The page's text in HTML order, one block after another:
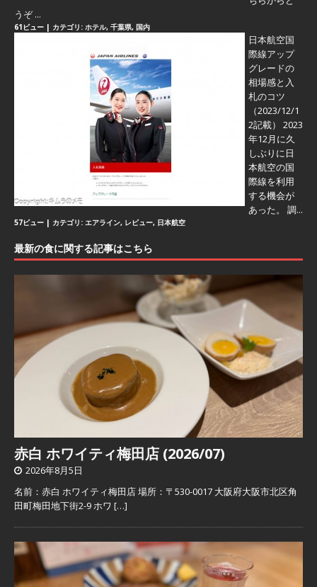
うぞ ...
61ビュー | カテゴリ: ホテル, 千葉県, 国内
日本航空国
際線アップ
グレードの
相場感と入
札のコツ
（2023/12/1
2記載） 2023
年12月に久
しぶりに日
本航空の国
際線を利用
する機会が
あった。 調...
57ビュー | カテゴリ: エアライン, レビュー, 日本航空
最新の食に関する記事はこちら
赤白 ホワイティ梅田店 (2026/07)
2026年8月5日
名前：赤白 ホワイティ梅田店 場所：〒530-0017 大阪府大阪市北区角
田町梅田地下街2-9 ホワ […]